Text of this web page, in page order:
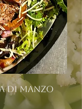
DI MANZO